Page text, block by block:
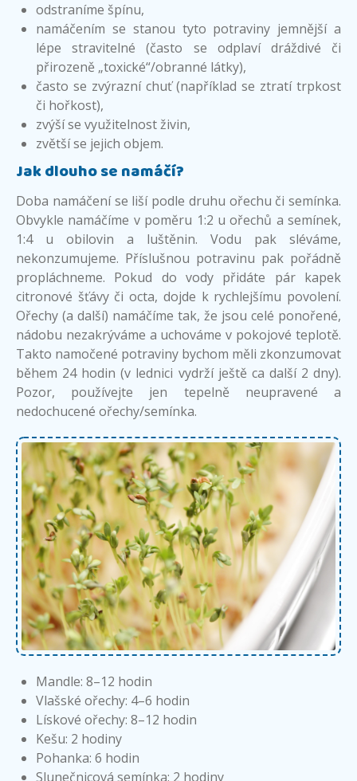
odstraníme špínu,
namáčením se stanou tyto potraviny jemnější a
lépe stravitelné (často se odplaví dráždivé či
přirozeně „toxické“/obranné látky),
často se zvýrazní chuť (například se ztratí trpkost
či hořkost),
zvýší se využitelnost živin,
zvětší se jejich objem.
Jak dlouho se namáčí?
Doba namáčení se liší podle druhu ořechu či semínka.
Obvykle namáčíme v poměru 1:2 u ořechů a semínek,
1:4 u obilovin a luštěnin. Vodu pak sléváme,
nekonzumujeme. Příslušnou potravinu pak pořádně
propláchneme. Pokud do vody přidáte pár kapek
citronové šťávy či octa, dojde k rychlejšímu povolení.
Ořechy (a další) namáčíme tak, že jsou celé ponořené,
nádobu nezakrýváme a uchováme v pokojové teplotě.
Takto namočené potraviny bychom měli zkonzumovat
během 24 hodin (v lednici vydrží ještě ca další 2 dny).
Pozor, používejte jen tepelně neupravené a
nedochucené ořechy/semínka.
Mandle: 8–12 hodin
Vlašské ořechy: 4–6 hodin
Lískové ořechy: 8–12 hodin
Kešu: 2 hodiny
Pohanka: 6 hodin
Slunečnicová semínka: 2 hodiny